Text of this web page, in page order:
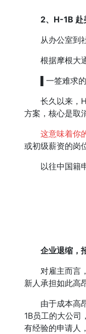
2、H-1B 赴
从办公室到社
根据摩根大通
▌一签难求的
长久以来，H-
方案，核心是取
这意味着你
或初级薪资的岗
以往中国籍申
企业退缩，
对雇主而言，
新人承担如此高
由于成本高昂
1B员工的大公司
有经验的申请人